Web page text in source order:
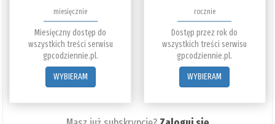
miesięcznie
Miesięczny dostęp do
wszystkich treści serwisu
gpcodziennie.pl.
WYBIERAM
rocznie
Dostęp przez rok do
wszystkich treści serwisu
gpcodziennie.pl.
WYBIERAM